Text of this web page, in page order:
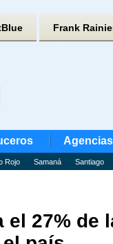
Frank
Rojo Samaná Santiago
el 27% de